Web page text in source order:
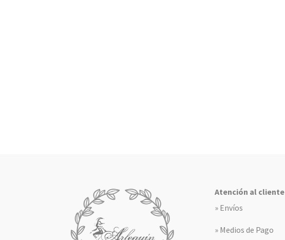
Atención al cliente
» Envíos
» Medios de Pago